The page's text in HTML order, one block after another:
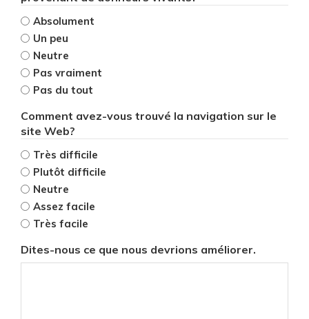
Absolument
Un peu
Neutre
Pas vraiment
Pas du tout
Comment avez-vous trouvé la navigation sur le
site Web?
Très difficile
Plutôt difficile
Neutre
Assez facile
Très facile
Dites-nous ce que nous devrions améliorer.